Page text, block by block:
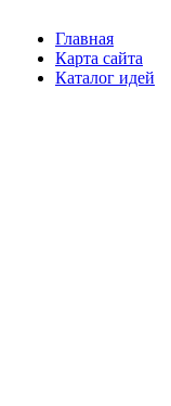
Главная
Карта сайта
Каталог идей